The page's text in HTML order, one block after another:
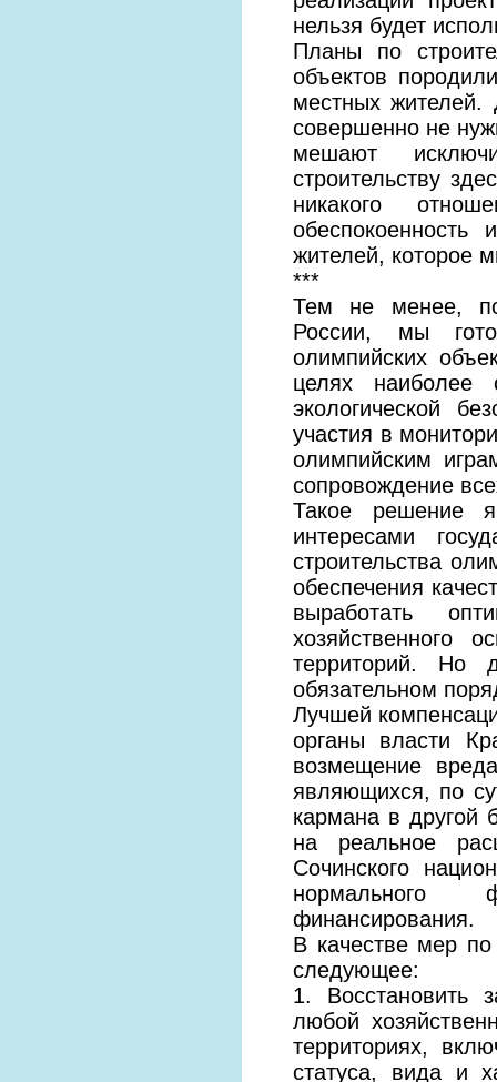
нельзя будет
Планы по
объектов
местных жителей.
совершенно не
мешают
строительству
никакого
жителей, которое
***
Тем не менее,
России, мы
олимпийских
целях наиболее
экологической
участия в
олимпийским
сопровождение
Такое решение
интересами
строительства
обеспечения
выработать
хозяйственного
территорий. Но
обязательном
Лучшей
органы власти
возмещение
являющихся, по
кармана в другой
на реальное
Сочинского
нормального
финансирования.
В качестве мер
следующее:
1. Восстановить
любой
территориях,
статуса, вида и